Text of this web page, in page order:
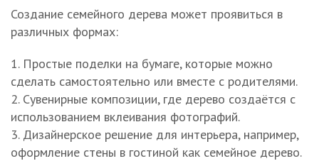
Создание семейного дерева может проявиться в
различных формах:
Простые поделки на бумаге, которые можно
сделать самостоятельно или вместе с родителями.
Сувенирные композиции, где дерево создаётся с
использованием вклеивания фотографий.
Дизайнерское решение для интерьера, например,
оформление стены в гостиной как семейное дерево.